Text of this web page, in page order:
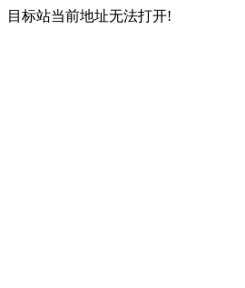
目标站当前地址无法打开!